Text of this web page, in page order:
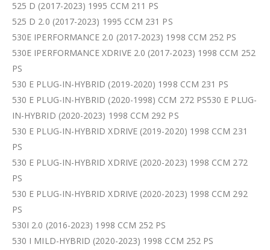
525 D (2017-2023) 1995 CCM 211 PS
525 D 2.0 (2017-2023) 1995 CCM 231 PS
530E IPERFORMANCE 2.0 (2017-2023) 1998 CCM 252 PS
530E IPERFORMANCE XDRIVE 2.0 (2017-2023) 1998 CCM 252
PS
530 E PLUG-IN-HYBRID (2019-2020) 1998 CCM 231 PS
530 E PLUG-IN-HYBRID (2020-1998) CCM 272 PS530 E PLUG-
IN-HYBRID (2020-2023) 1998 CCM 292 PS
530 E PLUG-IN-HYBRID XDRIVE (2019-2020) 1998 CCM 231
PS
530 E PLUG-IN-HYBRID XDRIVE (2020-2023) 1998 CCM 272
PS
530 E PLUG-IN-HYBRID XDRIVE (2020-2023) 1998 CCM 292
PS
530I 2.0 (2016-2023) 1998 CCM 252 PS
530 I MILD-HYBRID (2020-2023) 1998 CCM 252 PS